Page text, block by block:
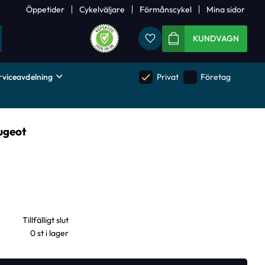
Öppetider Cykelväljare Förmånscykel Mina sidor
FavoriterKUNDVAGN
done Privat Företag
0 st i lager